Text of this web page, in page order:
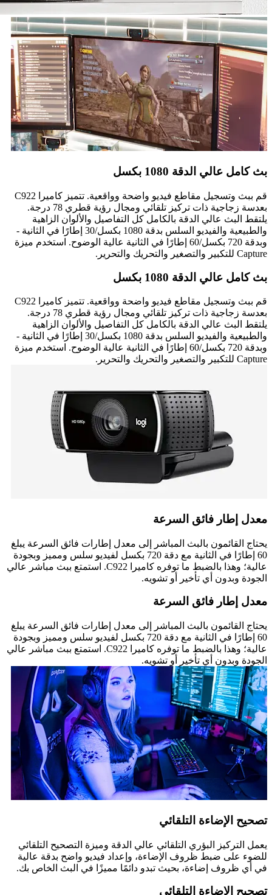
بث كامل عالي الدقة 1080 بكسل
قم ببث وتسجيل مقاطع فيديو واضحة وواقعية. تتميز كاميرا C922
بعدسة زجاجية ذات تركيز تلقائي ومجال رؤية قطري 78 درجة.
يلتقط البث عالي الدقة بالكامل كل التفاصيل والألوان الزاهية
والطبيعية والفيديو السلس بدقة 1080 بكسل/30 إطارًا في الثانية -
وبدقة 720 بكسل/60 إطارًا في الثانية عالية الوضوح. استخدم ميزة
Capture للتكبير والتصغير والتحريك والتحرير.
بث كامل عالي الدقة 1080 بكسل
قم ببث وتسجيل مقاطع فيديو واضحة وواقعية. تتميز كاميرا C922
بعدسة زجاجية ذات تركيز تلقائي ومجال رؤية قطري 78 درجة.
يلتقط البث عالي الدقة بالكامل كل التفاصيل والألوان الزاهية
والطبيعية والفيديو السلس بدقة 1080 بكسل/30 إطارًا في الثانية -
وبدقة 720 بكسل/60 إطارًا في الثانية عالية الوضوح. استخدم ميزة
Capture للتكبير والتصغير والتحريك والتحرير.
معدل إطار فائق السرعة
يحتاج القائمون بالبث المباشر إلى معدل إطارات فائق السرعة يبلغ
60 إطارًا في الثانية مع دقة 720 بكسل لفيديو سلس ومميز وبجودة
عالية؛ وهذا بالضبط ما توفره كاميرا C922. استمتع ببث مباشر عالي
الجودة وبدون أي تأخير أو تشويه.
معدل إطار فائق السرعة
يحتاج القائمون بالبث المباشر إلى معدل إطارات فائق السرعة يبلغ
60 إطارًا في الثانية مع دقة 720 بكسل لفيديو سلس ومميز وبجودة
عالية؛ وهذا بالضبط ما توفره كاميرا C922. استمتع ببث مباشر عالي
الجودة وبدون أي تأخير أو تشويه.
تصحيح الإضاءة التلقائي
يعمل التركيز البؤري التلقائي عالي الدقة وميزة التصحيح التلقائي
للضوء على ضبط ظروف الإضاءة، وإعداد فيديو واضح بدقة عالية
في أي ظروف إضاءة، بحيث تبدو دائمًا مميزًا في البث الخاص بك.
تصحيح الإضاءة التلقائي